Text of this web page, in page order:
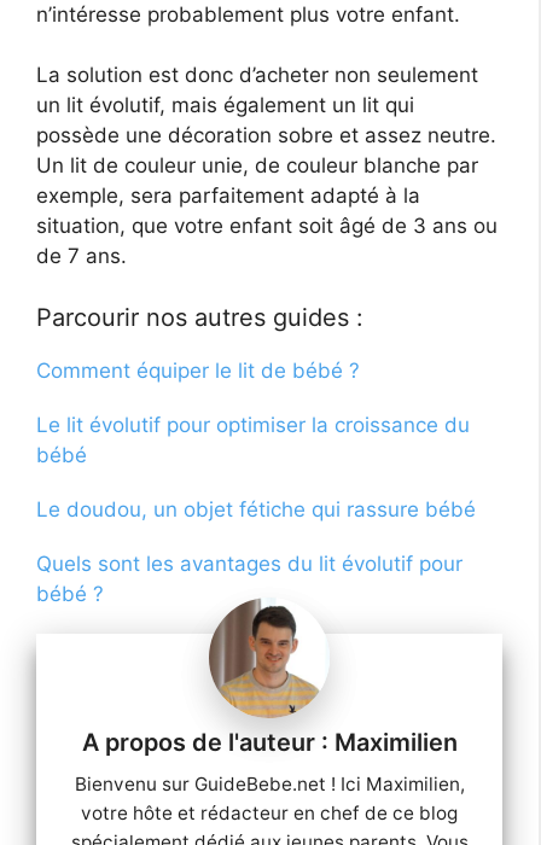
n’intéresse probablement plus votre enfant.
La solution est donc d’acheter non seulement
un lit évolutif, mais également un lit qui
possède une décoration sobre et assez neutre.
Un lit de couleur unie, de couleur blanche par
exemple, sera parfaitement adapté à la
situation, que votre enfant soit âgé de 3 ans ou
de 7 ans.
Parcourir nos autres guides :
Comment équiper le lit de bébé ?
Le lit évolutif pour optimiser la croissance du
bébé
Le doudou, un objet fétiche qui rassure bébé
Quels sont les avantages du lit évolutif pour
bébé ?
Maximilien
Bienvenu sur GuideBebe.net ! Ici Maximilien,
votre hôte et rédacteur en chef de ce blog